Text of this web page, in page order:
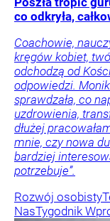
co odkryła,
Coachowie,
kręgów kobiet,
odchodzą od
odpowiedzi.
sprawdzała, co
uzdrowienia,
dłużej
mnie, czy nowa
bardziej
potrzebuje”.
Rozwój osobisty
NasTygodnik